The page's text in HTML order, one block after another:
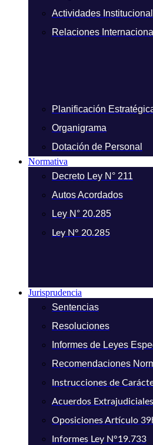
Actividades
Relaciones
Planificación
Organigrama
Dotación de Personal
Normativa
Decreto Ley N° 211
Autos Acordados
Ley N° 20.285
Ley N° 20.285
Jurisprudencia
Sentencias
Resoluciones
Informes de Leyes
Recomendaciones
Instrucciones de
Acuerdos Extrajudiciales
Oposiciones Artículo
Informes Ley N°19.733